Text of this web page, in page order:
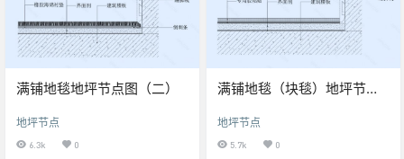
满铺地毯地坪节点图（二）
地坪节点
6.3k 0
满铺地毯（块毯）地坪节点
地坪节点
5.7k 0